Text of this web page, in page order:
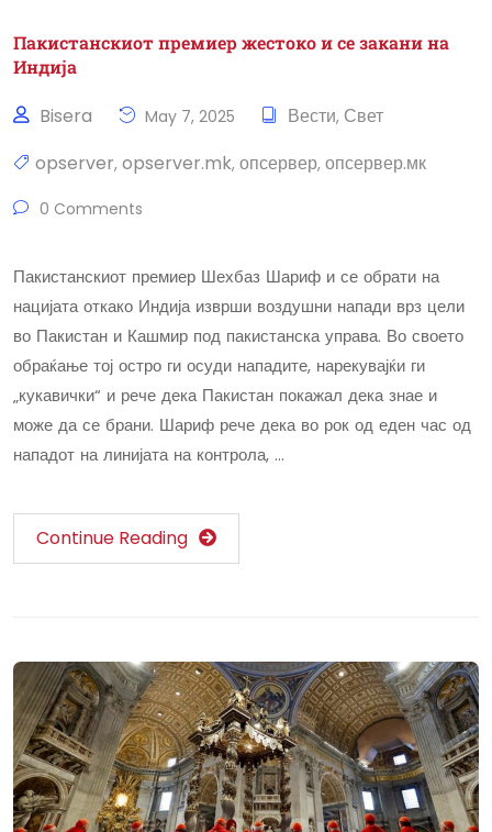
Пакистанскиот премиер жестоко и се закани на
Индија
Bisera May 7, 2025 Вести, Свет
opserver, opserver.mk, опсервер, опсервер.мк
0 Comments
Пакистанскиот премиер Шехбаз Шариф и се обрати на
нацијата откако Индија изврши воздушни напади врз цели
во Пакистан и Кашмир под пакистанска управа. Во своето
обраќање тој остро ги осуди нападите, нарекувајќи ги
„кукавички“ и рече дека Пакистан покажал дека знае и
може да се брани. Шариф рече дека во рок од еден час од
нападот на линијата на контрола, …
Continue Reading